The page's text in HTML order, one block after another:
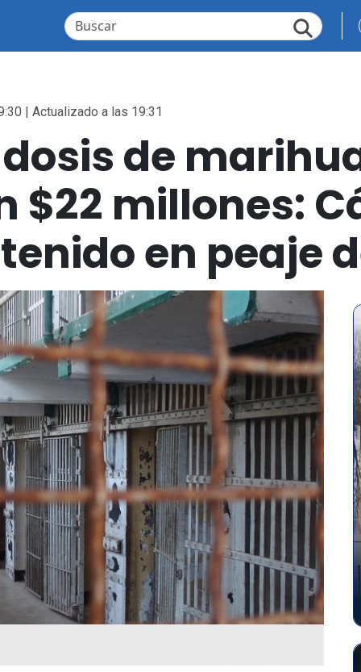
| Actualizado a las 19:31
de
$22 millones:
en peaje